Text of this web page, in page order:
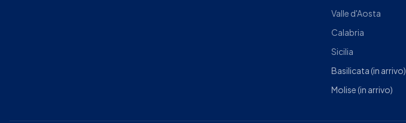
Valle d'Aosta
Calabria
Sicilia
Basilicata(in arrivo)
Molise(in arrivo)